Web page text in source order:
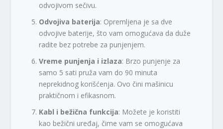
odvojivom sečivu.
Odvojiva baterija: Opremljena je sa dve
odvojive baterije, što vam omogućava da duže
radite bez potrebe za punjenjem.
Vreme punjenja i izlaza: Brzo punjenje za
samo 5 sati pruža vam do 90 minuta
neprekidnog korišćenja. Ovo čini mašinicu
praktičnom i efikasnom.
Kabl i bežična funkcija: Možete je koristiti
kao bežični uređaj, čime vam se omogućava